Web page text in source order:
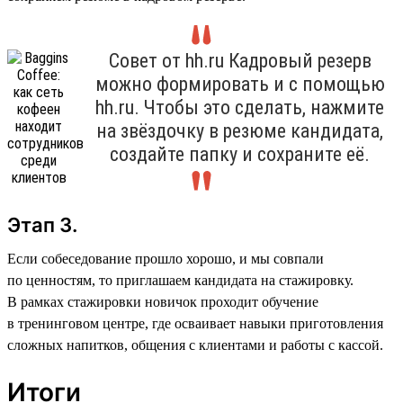
Совет от hh.ru Кадровый резерв
можно формировать и с помощью
hh.ru. Чтобы это сделать, нажмите
на звёздочку в резюме кандидата,
создайте папку и сохраните её.
Этап 3.
Если собеседование прошло хорошо, и мы совпали
по ценностям, то приглашаем кандидата на стажировку.
В рамках стажировки новичок проходит обучение
в тренинговом центре, где осваивает навыки приготовления
сложных напитков, общения с клиентами и работы с кассой.
Итоги